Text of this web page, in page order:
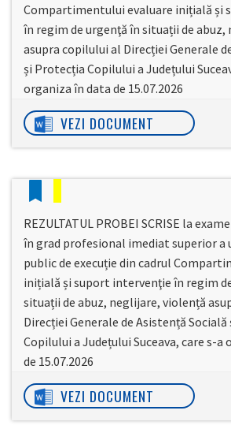
Compartimentului evaluare inițială și
în regim de urgenţă în situații de
asupra copilului al Direcției Generale
și Protecția Copilului a Județului
organiza în data de 15.07.2026
VEZI DOCUMENT
REZULTATUL PROBEI SCRISE la
în grad profesional imediat superior a
public de execuție din cadrul
inițială și suport intervenţie în regim
situații de abuz, neglijare, violență
Direcției Generale de Asistență
Copilului a Județului Suceava, care s-
de 15.07.2026
VEZI DOCUMENT